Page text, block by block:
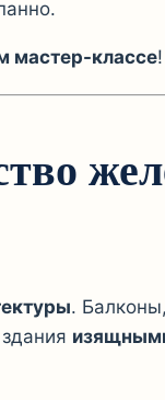
мастер-классе!
.